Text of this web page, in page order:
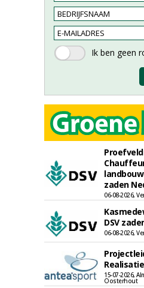
zaden
06-08-2026,
DSV
06-08-2026,
Realisatie
15-07-2026,
Oosterhout